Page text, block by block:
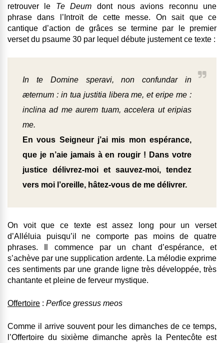
retrouver le Te Deum dont nous avions reconnu une
phrase dans l’Introït de cette messe. On sait que ce
cantique d’action de grâces se termine par le premier
verset du psaume 30 par lequel débute justement ce texte :
In te Domine speravi, non confundar in
æternum : in tua justitia libera me, et eripe me :
inclina ad me aurem tuam, accelera ut eripias
me.
En vous Seigneur j’ai mis mon espérance,
que je n’aie jamais à en rougir ! Dans votre
justice délivrez-moi et sauvez-moi, tendez
vers moi l’oreille, hâtez-vous de me délivrer.
On voit que ce texte est assez long pour un verset
d’Alléluia puisqu’il ne comporte pas moins de quatre
phrases. Il commence par un chant d’espérance, et
s’achève par une supplication ardente. La mélodie exprime
ces sentiments par une grande ligne très développée, très
chantante et pleine de ferveur mystique.
Offertoire : Perfice gressus meos
Comme il arrive souvent pour les dimanches de ce temps,
l’Offertoire du sixième dimanche après la Pentecôte est